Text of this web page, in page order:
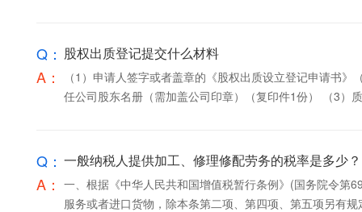
Q： 股权出质登记提交什么材料
A：
（1）申请人签字或者盖章的《股权出质设立登记申请书
任公司股东名册（需加盖公司印章）（复印件1份） （3）
Q： 一般纳税人提供加工、修理修配劳务的税率是多少？
A： 一、根据《中华人民共和国增值税暂行条例》(国务院令第
服务或者进口货物，除本条第二项、第四项、第五项另有